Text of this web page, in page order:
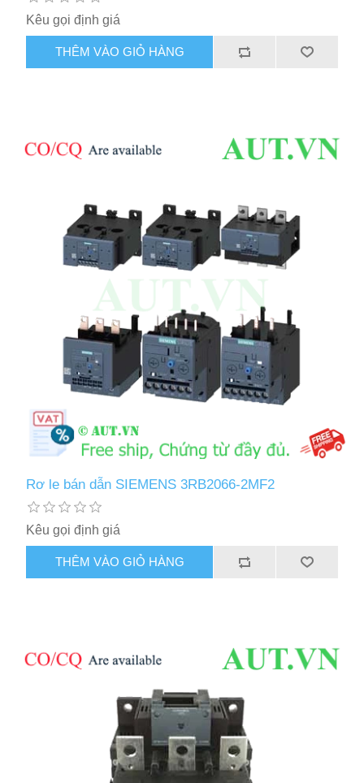
Kêu gọi định giá
THÊM VÀO GIỎ HÀNG
Rơ le bán dẫn SIEMENS 3RB2066-2MF2
Kêu gọi định giá
THÊM VÀO GIỎ HÀNG